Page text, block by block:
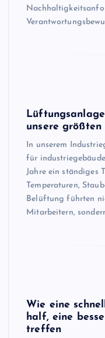
unsere größten
In unserem
für
Jahre ein ständiges
Temperaturen,
Belüftung führten
Mitarbeitern,
Wie eine
half, eine
treffen